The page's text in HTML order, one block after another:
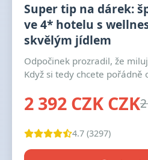
Super tip na dárek:
ve 4* hotelu s
skvělým jídlem
Odpočinek prozradil, že
Když si tedy chcete pořádně
2 392 CZK CZK
4.7 (3297)